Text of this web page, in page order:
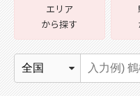
エリア
から探す